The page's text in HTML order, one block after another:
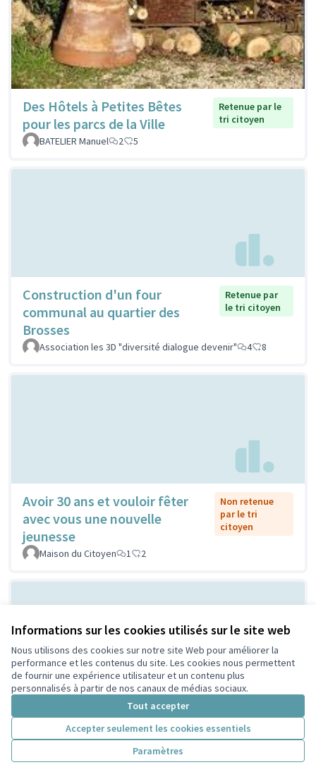
Informations sur les cookies utilisés sur le site web
Nous utilisons des cookies sur notre site Web pour améliorer la
performance et les contenus du site. Les cookies nous permettent
de fournir une expérience utilisateur et un contenu plus
personnalisés à partir de nos canaux de médias sociaux.
Tout accepter
Accepter seulement les cookies essentiels
Paramètres
Des Hôtels à Petites Bêtes
pour les parcs de la Ville
Retenue par le
tri citoyen
BATELIER Manuel
2 5
Construction d'un four
communal au quartier des
Brosses
Retenue par
le tri citoyen
Association les 3D "diversité dialogue devenir" 4 8
Avoir 30 ans et vouloir fêter
avec vous une nouvelle
jeunesse
Non retenue
par le tri
citoyen
Maison du Citoyen 1 2
Vilain grand cône de béton ou
atelier de création et
d'expression ...?
par le tri
citoyen
Sylvie Orkisz 2 3